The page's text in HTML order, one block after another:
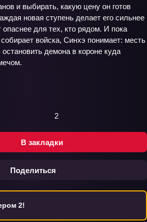
В закладки
Поделиться
2
и выбирать, какую цену он готов
новая ступень делает его сильнее
для тех, кто рядом. И пока
войска, Синхэ понимает: месть
демона в короне куда
2!